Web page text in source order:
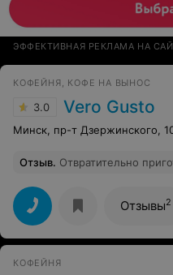
ЭФФЕКТИВНАЯ РЕКЛАМА НА
КОФЕЙНЯ, КОФЕ НА ВЫНОС
3.0 Vero Gusto
Минск, пр-т Дзержинского,
Отзыв. Отвратительно
Отзывы2
КОФЕЙНЯ